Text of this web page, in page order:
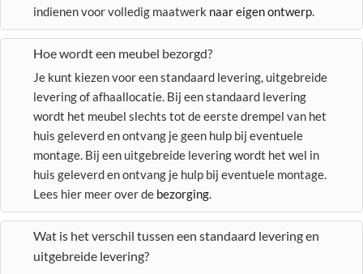
indienen voor volledig maatwerk naar eigen ontwerp.
Hoe wordt een meubel bezorgd?
Je kunt kiezen voor een standaard levering, uitgebreide
levering of afhaallocatie. Bij een standaard levering
wordt het meubel slechts tot de eerste drempel van het
huis geleverd en ontvang je geen hulp bij eventuele
montage. Bij een uitgebreide levering wordt het wel in
huis geleverd en ontvang je hulp bij eventuele montage.
Lees hier meer over de bezorging.
Wat is het verschil tussen een standaard levering en
uitgebreide levering?